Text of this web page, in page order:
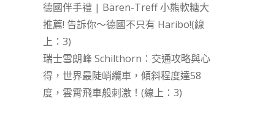
德國伴手禮 | Bären-Treff 小熊軟糖大
推薦! 告訴你～德國不只有 Haribo!(線
上：3)
瑞士雪朗峰 Schilthorn：交通攻略與心
得，世界最陡峭纜車，傾斜程度達58
度，雲霄飛車般刺激！(線上：3)